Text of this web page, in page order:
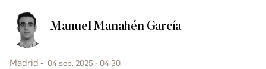
Manuel Manahén García
Madrid 04 sep. 2025 - 04:30